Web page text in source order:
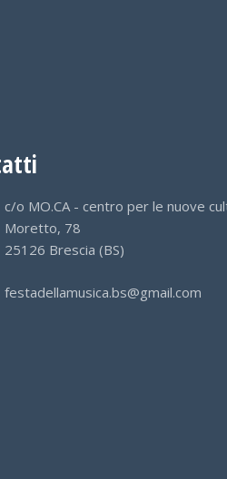
c/o MO.CA - centro per le nuove
Moretto, 78
25126 Brescia (BS)
festadellamusica.bs@gmail.com